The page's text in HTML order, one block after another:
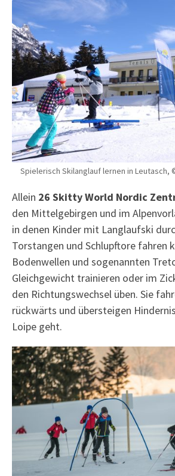
Spielerisch Skilanglauf lernen in Leutasch,
Allein 26 Skitty World Nordic
den Mittelgebirgen und im
in denen Kinder mit Langlaufski
Torstangen und Schlupftore fahren
Bodenwellen und sogenannten
Gleichgewicht trainieren oder im
den Richtungswechsel üben. Sie
rückwärts und übersteigen
Loipe geht.